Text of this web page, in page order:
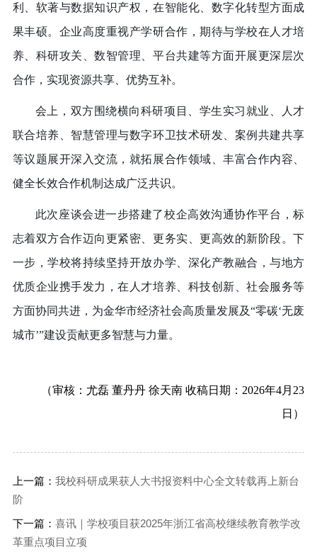
利、软著与数据知识产权，在智能化、数字化转型方面成
果丰硕。企业高度重视产学研合作，期待与学校在人才培
养、科研攻关、数智管理、平台共建等方面开展更深层次
合作，实现资源共享、优势互补。
会上，双方围绕横向科研项目、学生实习就业、人才
联合培养、智慧管理与数字环卫技术研发、案例共建共享
等议题展开深入交流，就拓展合作领域、丰富合作内容、
健全长效合作机制达成广泛共识。
此次座谈会进一步搭建了校企高效沟通协作平台，标
志着双方合作迈向更紧密、更务实、更高效的新阶段。下
一步，学校将持续坚持开放办学、深化产教融合，与地方
优质企业携手发力，在人才培养、科技创新、社会服务等
方面协同共进，为金华市经济社会高质量发展及“零碳‘无废
城市’”建设贡献更多智慧与力量。
（审核：尤磊 董丹丹 徐天南 收稿日期：2026年4月23
日）
上一篇： 我校科研成果获人大书报资料中心全文转载再上新台
阶
下一篇： 喜讯｜学校项目获2025年浙江省高校继续教育教学改
革重点项目立项